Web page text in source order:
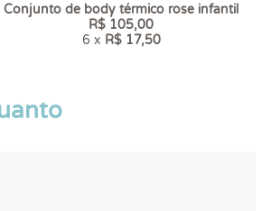
Conjunto de body térmico rose infantil
R$ 105,00
6 x R$ 17,50